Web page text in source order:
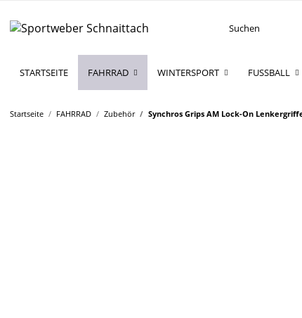
FAHRRAD WINTERSPORT FUSSBALL
STARTSEITE
Startseite FAHRRAD Zubehör Synchros Grips AM Lock-On